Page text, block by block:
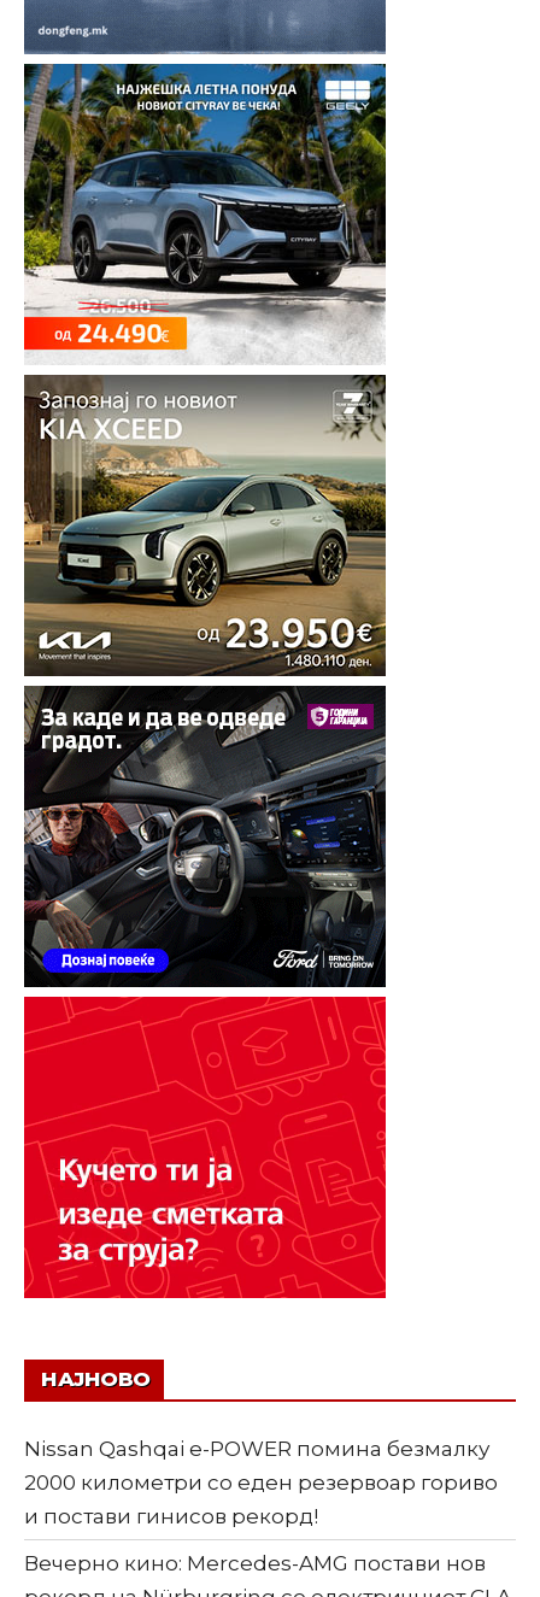
НАЈНОВО
Nissan Qashqai e-POWER помина безмалку
2000 километри со еден резервоар гориво
и постави гинисов рекорд!
Вечерно кино: Mercedes-AMG постави нов